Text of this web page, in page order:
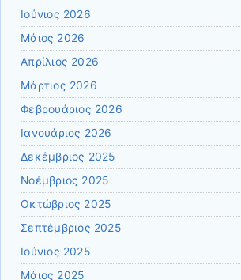
Ιούνιος 2026
Μάιος 2026
Απρίλιος 2026
Μάρτιος 2026
Φεβρουάριος 2026
Ιανουάριος 2026
Δεκέμβριος 2025
Νοέμβριος 2025
Οκτώβριος 2025
Σεπτέμβριος 2025
Ιούνιος 2025
Μάιος 2025